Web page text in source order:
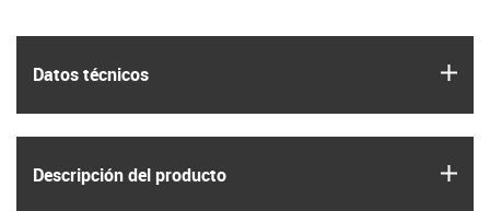
Datos técnicos
Descripción del producto